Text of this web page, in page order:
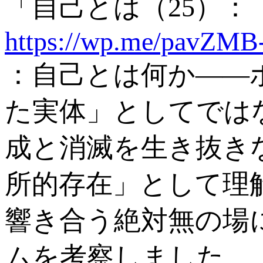
「自己とは（25）
https://wp.me/
：自己とは何か――
た実体」としてで
成と消滅を生き抜
所的存在」として理
響き合う絶対無の場
ムを考察しました。